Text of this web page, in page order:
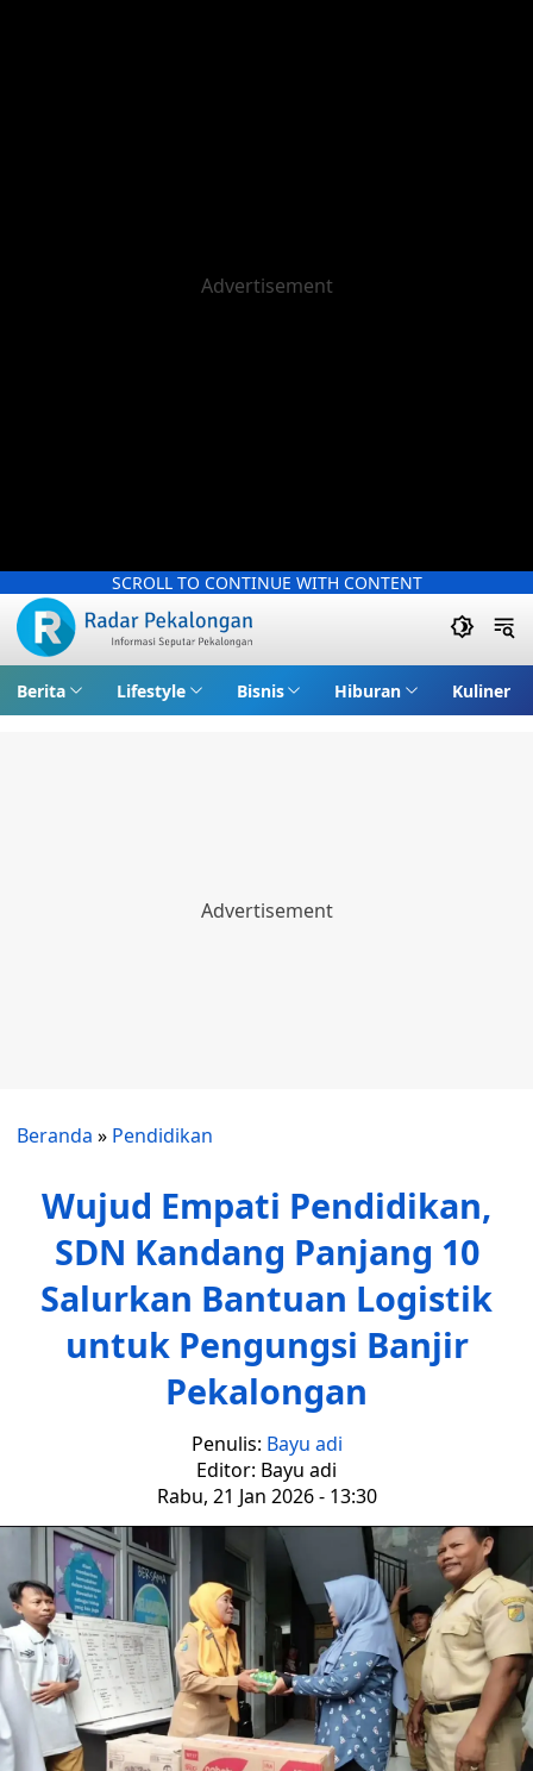
SCROLL TO CONTINUE WITH CONTENT
Berita Lifestyle Bisnis Hiburan Kuliner
Beranda » Pendidikan
Wujud Empati Pendidikan,
SDN Kandang Panjang 10
Salurkan Bantuan Logistik
untuk Pengungsi Banjir
Pekalongan
Penulis: Bayu adi
Editor: Bayu adi
Rabu, 21 Jan 2026 - 13:30